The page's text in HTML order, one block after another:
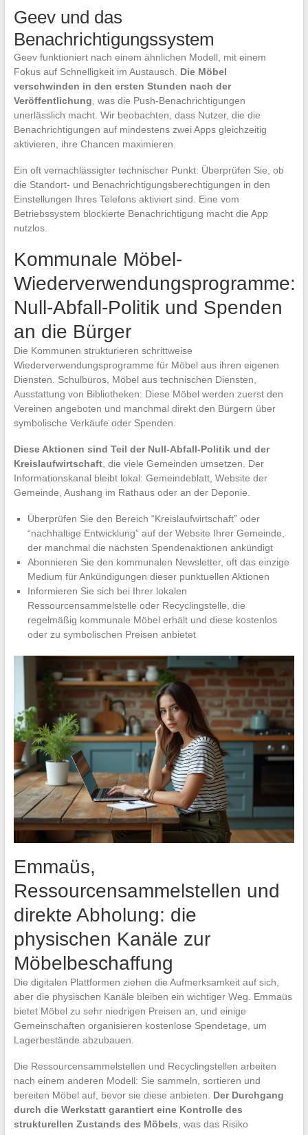
Geev und das
Benachrichtigungssystem
Geev funktioniert nach einem ähnlichen Modell, mit einem
Fokus auf Schnelligkeit im Austausch. Die Möbel
verschwinden in den ersten Stunden nach der
Veröffentlichung , was die Push-Benachrichtigungen
unerlässlich macht. Wir beobachten, dass Nutzer, die die
Benachrichtigungen auf mindestens zwei Apps gleichzeitig
aktivieren, ihre Chancen maximieren.
Ein oft vernachlässigter technischer Punkt: Überprüfen Sie, ob
die Standort- und Benachrichtigungsberechtigungen in den
Einstellungen Ihres Telefons aktiviert sind. Eine vom
Betriebssystem blockierte Benachrichtigung macht die App
nutzlos.
Kommunale Möbel-
Wiederverwendungsprogramme:
Null-Abfall-Politik und Spenden
an die Bürger
Die Kommunen strukturieren schrittweise
Wiederverwendungsprogramme für Möbel aus ihren eigenen
Diensten. Schulbüros, Möbel aus technischen Diensten,
Ausstattung von Bibliotheken: Diese Möbel werden zuerst den
Vereinen angeboten und manchmal direkt den Bürgern über
symbolische Verkäufe oder Spenden.
Diese Aktionen sind Teil der Null-Abfall-Politik und der
Kreislaufwirtschaft, die viele Gemeinden umsetzen. Der
Informationskanal bleibt lokal: Gemeindeblatt, Website der
Gemeinde, Aushang im Rathaus oder an der Deponie.
Überprüfen Sie den Bereich “Kreislaufwirtschaft” oder
“nachhaltige Entwicklung” auf der Website Ihrer Gemeinde,
der manchmal die nächsten Spendenaktionen ankündigt
Abonnieren Sie den kommunalen Newsletter, oft das einzige
Medium für Ankündigungen dieser punktuellen Aktionen
Informieren Sie sich bei Ihrer lokalen
Ressourcensammelstelle oder Recyclingstelle, die
regelmäßig kommunale Möbel erhält und diese kostenlos
oder zu symbolischen Preisen anbietet
Emmaüs,
Ressourcensammelstellen und
direkte Abholung: die
physischen Kanäle zur
Möbelbeschaffung
Die digitalen Plattformen ziehen die Aufmerksamkeit auf sich,
aber die physischen Kanäle bleiben ein wichtiger Weg. Emmaüs
bietet Möbel zu sehr niedrigen Preisen an, und einige
Gemeinschaften organisieren kostenlose Spendetage, um
Lagerbestände abzubauen.
Die Ressourcensammelstellen und Recyclingstellen arbeiten
nach einem anderen Modell: Sie sammeln, sortieren und
bereiten Möbel auf, bevor sie diese anbieten. Der Durchgang
durch die Werkstatt garantiert eine Kontrolle des
strukturellen Zustands des Möbels, was das Risiko